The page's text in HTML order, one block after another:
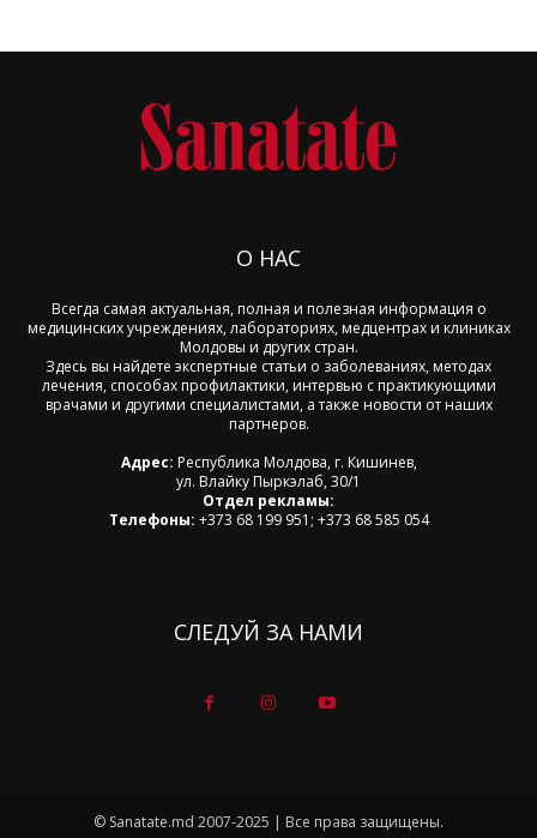
О НАС
Всегда самая актуальная, полная и полезная информация о
медицинских учреждениях, лабораториях, медцентрах и клиниках
Молдовы и других стран.
Здесь вы найдете экспертные статьи о заболеваниях, методах
лечения, способах профилактики, интервью с практикующими
врачами и другими специалистами, а также новости от наших
партнеров.
Адрес: Республика Молдова, г. Кишинев,
ул. Влайку Пыркэлаб, 30/1
Отдел рекламы:
Телефоны: +373 68 199 951; +373 68 585 054
СЛЕДУЙ ЗА НАМИ
© Sanatate.md 2007-2025 | Все права защищены.